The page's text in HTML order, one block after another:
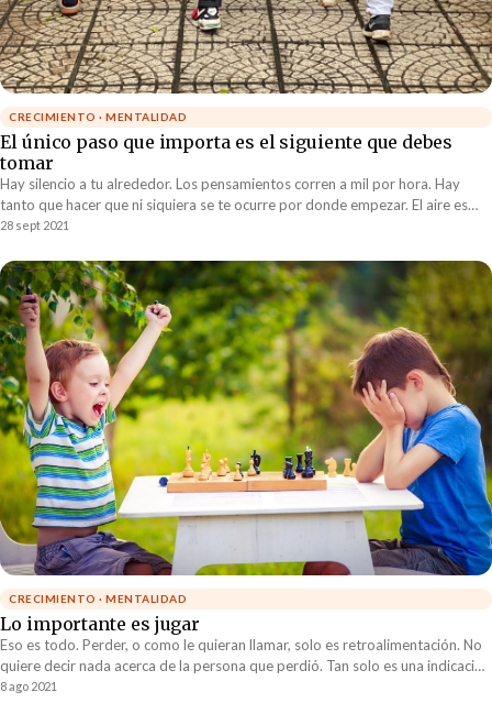
CRECIMIENTO · MENTALIDAD
El único paso que importa es el siguiente que debes
tomar
Hay silencio a tu alrededor. Los pensamientos corren a mil por hora. Hay
tanto que hacer que ni siquiera se te ocurre por donde empezar. El aire es
pesado y sientes que la carga te va a sofocar. Mejor toma un respiro
tomar. Te preocupa una situación que pudiera ocurrir dentro de 6 meses.
Durante todo este tiempo te ha resultado imposible diseñar un plan
maestro, perfectamente estructurado, que te ayude a prevenir ese desenlace
fatídico que no puedes dejar de visualizar.
28 sept 2021
CRECIMIENTO · MENTALIDAD
Lo importante es jugar
Eso es todo. Perder, o como le quieran llamar, solo es retroalimentación. No
quiere decir nada acerca de la persona que perdió. Tan solo es una indicación
de que lo que se hizo no es lo que se requería para ganar
8 ago 2021